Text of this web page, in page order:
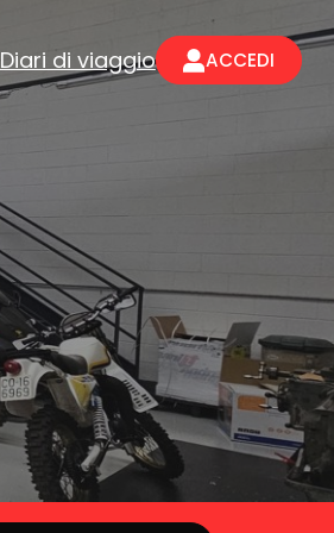
Diari di viaggio ACCEDI